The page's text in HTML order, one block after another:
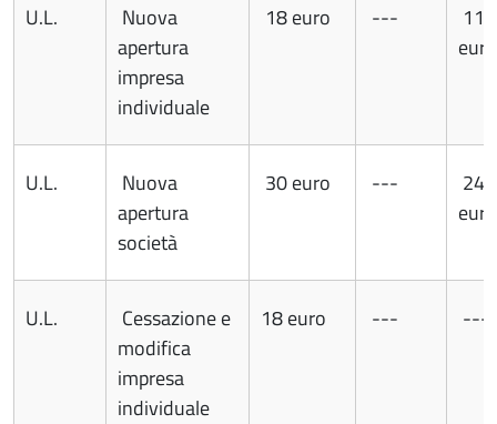
U.L.
Nuova
apertura
impresa
individuale
18 euro ---
euro
U.L.
Nuova
apertura
società
30 euro ---
euro
U.L.
Cessazione e
modifica
impresa
individuale
18 euro --- ---